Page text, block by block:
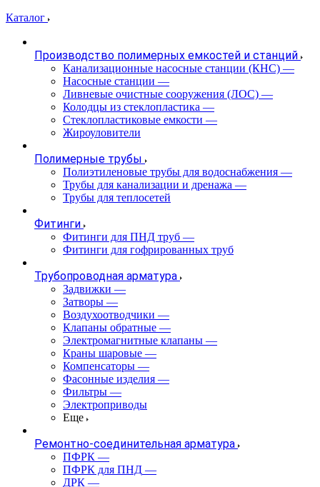
Каталог
Производство полимерных емкостей и станций
Канализационные насосные станции (КНС) —
Насосные станции —
Ливневые очистные сооружения (ЛОС) —
Колодцы из стеклопластика —
Стеклопластиковые емкости —
Жироуловители
Полимерные трубы
Полиэтиленовые трубы для водоснабжения —
Трубы для канализации и дренажа —
Трубы для теплосетей
Фитинги
Фитинги для ПНД труб —
Фитинги для гофрированных труб
Трубопроводная арматура
Задвижки —
Затворы —
Воздухоотводчики —
Клапаны обратные —
Электромагнитные клапаны —
Краны шаровые —
Компенсаторы —
Фасонные изделия —
Фильтры —
Электроприводы
Еще
Ремонтно-соединительная арматура
ПФРК —
ПФРК для ПНД —
ДРК —